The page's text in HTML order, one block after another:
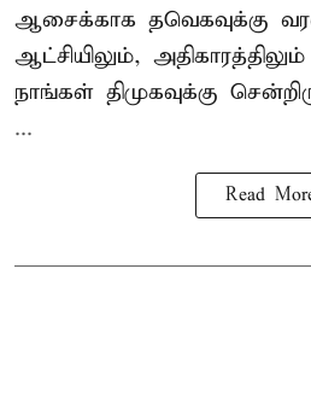
ஆசைக்காக தவெகவுக்கு
ஆட்சியிலும்,
நாங்கள் திமுகவுக்கு
...
Read